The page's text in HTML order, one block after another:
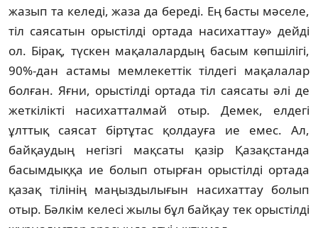
жазып та келедi, жаза да бередi. Ең басты мәселе,
тiл саясатын орыстiлдi ортада насихаттау» дейдi
ол. Бiрақ, түскен мақалалардың басым көпшiлiгi,
90%-дан астамы мемлекеттiк тiлдегi мақалалар
болған. Яғни, орыстiлдi ортада тiл саясаты әлi де
жеткiлiктi насихатталмай отыр. Демек, елдегi
ұлттық саясат бiртұтас қолдауға ие емес. Ал,
байқаудың негiзгi мақсаты қазiр Қазақстанда
басымдыққа ие болып отырған орыстiлдi ортада
қазақ тiлiнiң маңыздылығын насихаттау болып
отыр. Бәлкiм келесi жылы бұл байқау тек орыстiлдi